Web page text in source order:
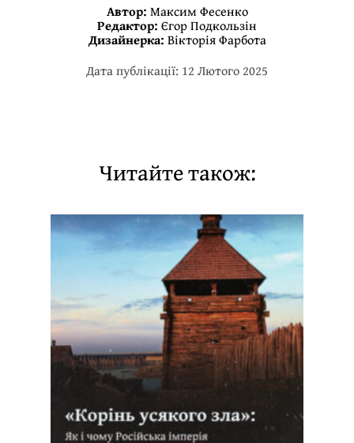
Автор: Максим Фесенко
Редактор: Єгор Подкользін
Дизайнерка: Вікторія Фарбота
Дата публікації: 12 Лютого 2025
Читайте також: